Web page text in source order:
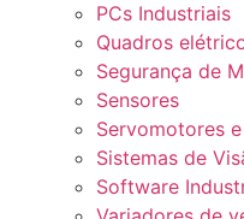
PCs Industriais
Quadros
Segurança de
Sensores
Servomotores
Sistemas de
Software